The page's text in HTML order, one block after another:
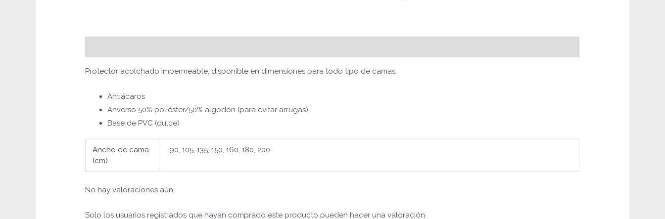
Protector acolchado impermeable, disponible en dimensiones para todo tipo de camas.
Antiácaros
Anverso 50% poliéster/50% algodón (para evitar arrugas)
Base de PVC (dulce)
Ancho de cama
(cm)
90, 105, 135, 150, 160, 180, 200
No hay valoraciones aún.
Solo los usuarios registrados que hayan comprado este producto pueden hacer una valoración.